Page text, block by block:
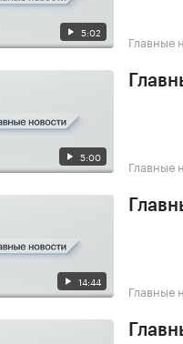
5:02 Главные
5:00 Главные
14:44 Главные